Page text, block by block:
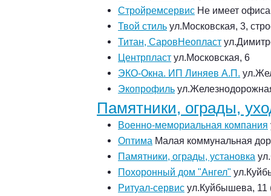
Стройремсервис Не имеет офиса
Твой стиль ул.Московская, 3,
Титан, СаровНеопласт
Центрпласт ул.Московская, 6
ЭКО-Окна. ИП Линяев А.П.
Экопрофиль
Памятники, ограды,
Военно-мемориальная компания
Оптима Малая коммунальная
Памятники, ограды, установка
Похоронный дом "Ангел"
Ритуал-сервис ул.Куйбышева, 11